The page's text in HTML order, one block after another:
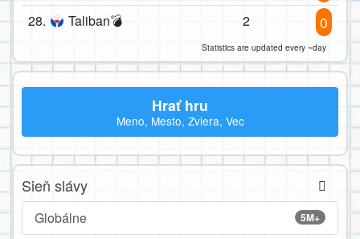
28. Taliban💣 2 0
Statistics are updated every ~day
Hrať hru
Meno, Mesto, Zviera, Vec
Sieň slávy
5M+
Globálne